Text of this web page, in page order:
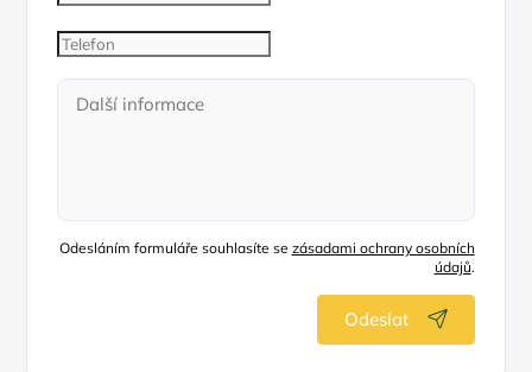
Odesláním formuláře souhlasíte se zásadami ochrany osobních
údajů.
Odeslat